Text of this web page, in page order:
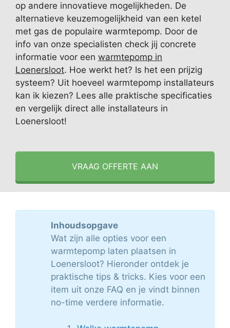
op andere innovatieve mogelijkheden. De
alternatieve keuzemogelijkheid van een ketel
met gas de populaire warmtepomp. Door de
info van onze specialisten check jij concrete
informatie voor een warmtepomp in
Loenersloot. Hoe werkt het? Is het een prijzig
systeem? Uit hoeveel warmtepomp installateurs
kan ik kiezen? Lees alle praktische specificaties
en vergelijk direct alle installateurs in
Loenersloot!
VRAAG OFFERTE AAN
Inhoudsopgave
Wat zijn alle opties voor een
warmtepomp laten plaatsen in
Loenersloot? Hieronder ontdek je
praktische tips & tricks. Kies voor een
item uit onze FAQ en je vindt binnen
no-time verdere informatie.